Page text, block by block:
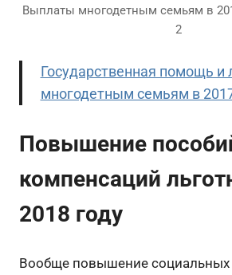
Выплаты многодетным семьям в
2
Государственная помощь и
многодетным семьям в
Повышение
компенсаций
2018 году
Вообще повышение социальных